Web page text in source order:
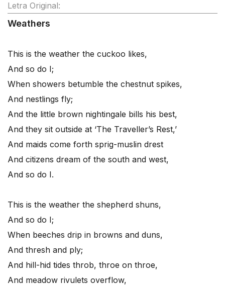
Letra Original:
Weathers
This is the weather the cuckoo likes,
And so do I;
When showers betumble the chestnut spikes,
And nestlings fly;
And the little brown nightingale bills his best,
And they sit outside at ‘The Traveller’s Rest,’
And maids come forth sprig-muslin drest
And citizens dream of the south and west,
And so do I.
This is the weather the shepherd shuns,
And so do I;
When beeches drip in browns and duns,
And thresh and ply;
And hill-hid tides throb, throe on throe,
And meadow rivulets overflow,